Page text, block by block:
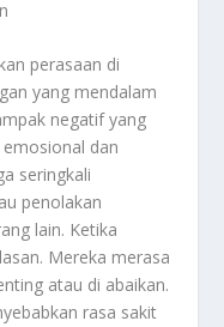
perasaan di
yang mendalam
negatif yang
dan
seringkali
penolakan
lain. Ketika
Mereka merasa
atau di abaikan.
rasa sakit